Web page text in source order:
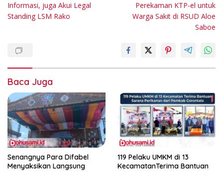
Informasi, juga Akui Legal
Standing LSM Rako
Perekaman KTP-el untuk
Warga Sakit di RSUD Aloe
Saboe
Baca Juga
Senangnya Para Difabel
Menyaksikan Langsung
119 Pelaku UMKM di 13
KecamatanTerima Bantuan